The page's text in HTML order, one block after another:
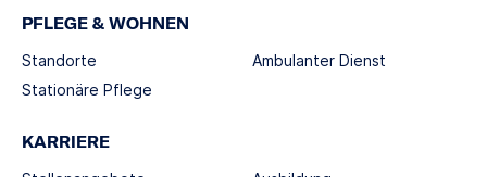
PFLEGE & WOHNEN
Standorte
Stationäre Pflege
Ambulanter Dienst
KARRIERE